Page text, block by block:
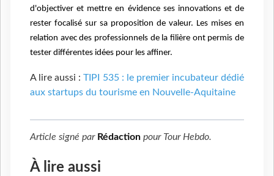
d'objectiver et mettre en évidence ses innovations et de
rester focalisé sur sa proposition de valeur. Les mises en
relation avec des professionnels de la filière ont permis de
tester différentes idées pour les affiner.
A lire aussi :TIPI 535 : le premier incubateur dédié
aux startups du tourisme en Nouvelle-Aquitaine
Article signé par Rédaction pour Tour Hebdo.
À lire aussi